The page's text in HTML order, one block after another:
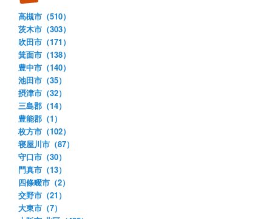
高槻市（510）
茨木市（303）
吹田市（171）
箕面市（138）
豊中市（140）
池田市（35）
摂津市（32）
三島郡（14）
豊能郡（1）
枚方市（102）
寝屋川市（87）
守口市（30）
門真市（13）
四條畷市（2）
交野市（21）
大東市（7）